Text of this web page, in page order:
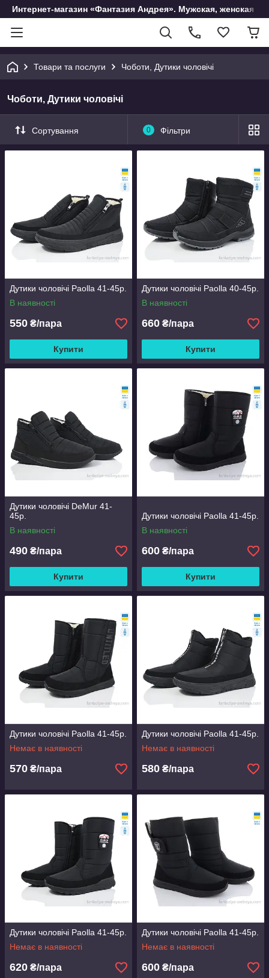
Интернет-магазин «Фантазия Андрея». Мужская, женская и
Товари та послуги Чоботи, Дутики чоловічі
Чоботи, Дутики чоловічі
Сортування 0 Фільтри
Дутики чоловічі Paolla 41-45р.
В наявності
550 ₴/пара
Купити
Дутики чоловічі Paolla 40-45р.
В наявності
660 ₴/пара
Купити
Дутики чоловічі DeMur 41-
45р.
В наявності
490 ₴/пара
Купити
Дутики чоловічі Paolla 41-45р.
В наявності
600 ₴/пара
Купити
Дутики чоловічі Paolla 41-45р.
Немає в наявності
570 ₴/пара
Дутики чоловічі Paolla 41-45р.
Немає в наявності
580 ₴/пара
Дутики чоловічі Paolla 41-45р.
Немає в наявності
620 ₴/пара
Дутики чоловічі Paolla 41-45р.
Немає в наявності
600 ₴/пара